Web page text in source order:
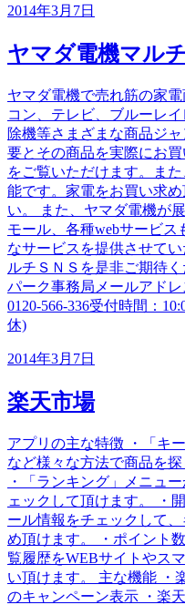
2014年3月7日
ヤマダ電機マル
ヤマダ電機で売れ筋の家
コン、テレビ、ブルーレ
除機等さまざまな商品ジ
要とその商品を実際にお
をご覧いただけます。ま
能です。家電をお買い求
い。 また、ヤマダ電機が
モール、各種webサービス
なサービスを提供させて
ルチＳＮＳを是非ご期待
パーク事務局メールアドレ
0120-566-336受付時間：
休)
2014年3月7日
楽天市場
アプリの主な特徴 ・「キ
など様々な方法で商品を
・「ランキング」メニュ
ェックして頂けます。 ・
ール情報をチェックして
め頂けます。 ・ポイント
覧履歴をWEBサイトやス
い頂けます。 主な機能 ・
のキャンペーン表示 ・楽